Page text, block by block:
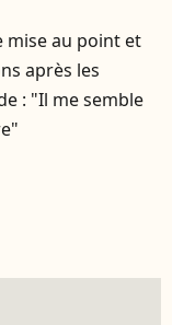
mise au point et
après les
: "Il me semble